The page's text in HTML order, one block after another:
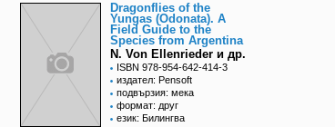
Dragonflies of the
Yungas (Odonata). A
Field Guide to the
Species from Argentina
N. Von Ellenrieder и др.
ISBN 978-954-642-414-3
издател: Pensoft
подвързия: мека
формат: друг
език: Билингва